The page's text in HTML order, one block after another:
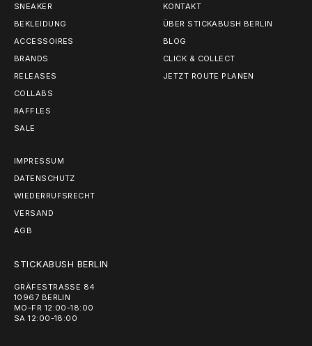
SNEAKER
BEKLEIDUNG
ACCESSOIRES
BRANDS
RELEASES
COLLABS
RAFFLES
SALE
KONTAKT
ÜBER STICKABUSH BERLIN
BLOG
CLICK & COLLECT
JETZT ROUTE PLANEN
IMPRESSUM
DATENSCHUTZ
WIEDERRUFSRECHT
VERSAND
AGB
STICKABUSH BERLIN
GRÄFESTRASSE 84
10967 BERLIN
MO-FR 12:00-18:00
SA 12:00-18:00